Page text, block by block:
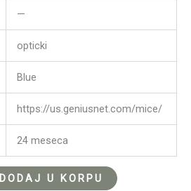
—
opticki
Blue
https://us.geniusnet.com/mice/
24 meseca
DODAJ U KORPU